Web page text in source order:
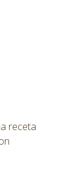
receta